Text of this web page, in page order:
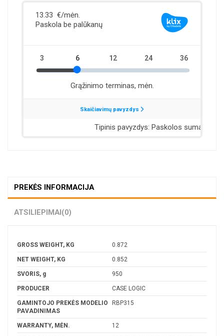
PREKĖS INFORMACIJA
ATSILIEPIMAI(0)
GROSS WEIGHT, KG 0.872
NET WEIGHT, KG 0.852
SVORIS, g 950
PRODUCER CASE LOGIC
GAMINTOJO PREKĖS MODELIO
PAVADINIMAS
RBP315
WARRANTY, MĖN. 12